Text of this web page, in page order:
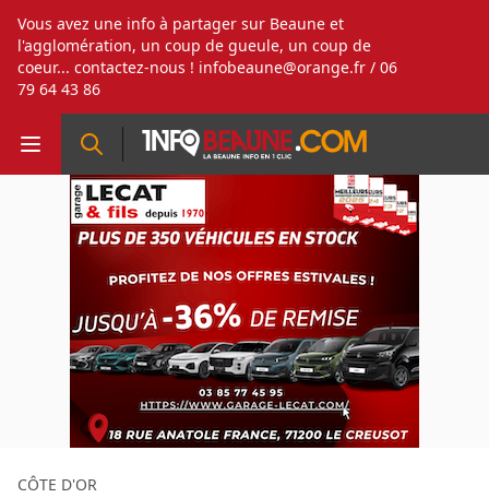
Vous avez une info à partager sur Beaune et
l'agglomération, un coup de gueule, un coup de
coeur... contactez-nous ! infobeaune@orange.fr / 06
79 64 43 86
CÔTE D'OR